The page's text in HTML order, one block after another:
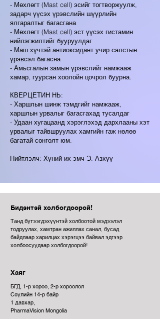
- Мөхлөгт (Mast cell) эсийг тогтворжуулж,
задарч үүсэх үрэвслийн шүүрлийн
ялгаралтыг багасгана
- Мөхлөгт (Mast cell) эст үүсэх гистамин
нийлэгжилтийг бууруулдаг
- Маш хүчтэй антиоксидант учир салстын
үрэвсэл багасна
- Амьсгалын замын үрэвслийг намжааж
хамар, гуурсан хоолойн цочрол буурна. ​
КВЕРЦЕТИН НЬ:
- Харшлын шинж тэмдгийг намжааж,
харшлын урвалыг багасгахад тусалдаг
- Удаан хугацаанд хэрэглэхэд дархлааны хэт
урвалыг тайвшруулах хамгийн гаж нөлөө
багатай сонголт юм.
Нийтлэлч: Хүний их эмч Э. Азхүү
Бидэнтэй холбогдоорой!
Танд бүтээгдэхүүнтэй холбоотой мэдээлэл
тодруулах, хамтран ажиллах санал, бусад
байдлаар харилцах хэрэгцээ байвал эдгээр
холбоосуудаар холбогдоорой!
Хаяг
БГД, 1-р хороо, 2-р хороолол
Сөүлийн 14-р байр
1 давхар,
PharmaVision Mongolia